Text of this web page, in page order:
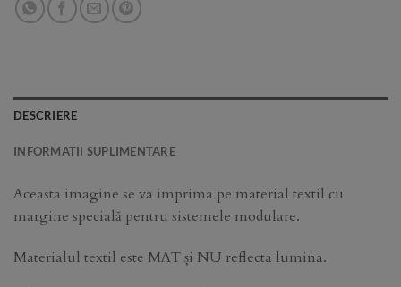
DESCRIERE
INFORMATII SUPLIMENTARE
Aceasta imagine se va imprima pe material textil cu
margine specială pentru sistemele modulare.
Materialul textil este MAT și NU reflecta lumina.